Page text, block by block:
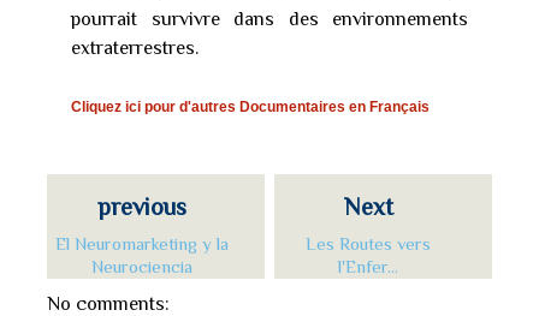
pourrait survivre dans des environnements
extraterrestres.
Cliquez ici pour d'autres Documentaires en Français
Next
Les Routes vers
l'Enfer...
previous
El Neuromarketing y la
Neurociencia
No comments: